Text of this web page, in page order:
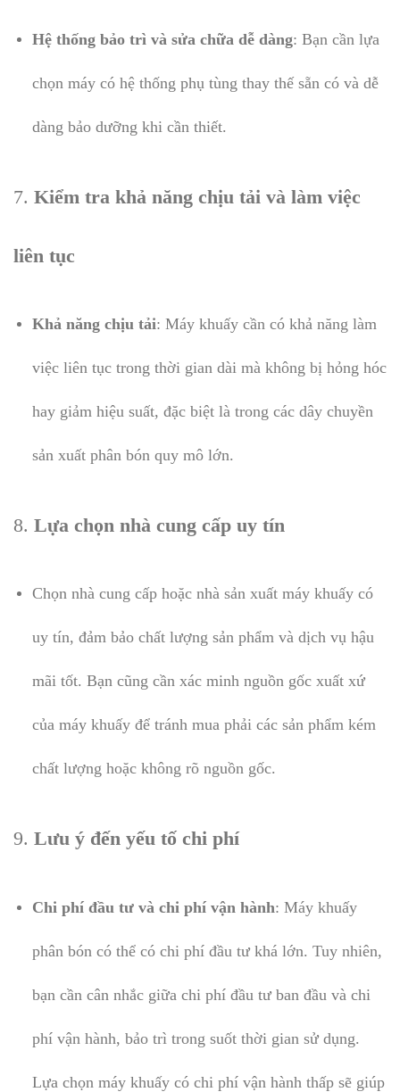
Hệ thống bảo trì và sửa chữa dễ dàng: Bạn cần lựa
chọn máy có hệ thống phụ tùng thay thế sẵn có và dễ
dàng bảo dưỡng khi cần thiết.
7. Kiểm tra khả năng chịu tải và làm việc
liên tục
Khả năng chịu tải: Máy khuấy cần có khả năng làm
việc liên tục trong thời gian dài mà không bị hỏng hóc
hay giảm hiệu suất, đặc biệt là trong các dây chuyền
sản xuất phân bón quy mô lớn.
8. Lựa chọn nhà cung cấp uy tín
Chọn nhà cung cấp hoặc nhà sản xuất máy khuấy có
uy tín, đảm bảo chất lượng sản phẩm và dịch vụ hậu
mãi tốt. Bạn cũng cần xác minh nguồn gốc xuất xứ
của máy khuấy để tránh mua phải các sản phẩm kém
chất lượng hoặc không rõ nguồn gốc.
9. Lưu ý đến yếu tố chi phí
Chi phí đầu tư và chi phí vận hành: Máy khuấy
phân bón có thể có chi phí đầu tư khá lớn. Tuy nhiên,
bạn cần cân nhắc giữa chi phí đầu tư ban đầu và chi
phí vận hành, bảo trì trong suốt thời gian sử dụng.
Lựa chọn máy khuấy có chi phí vận hành thấp sẽ giúp